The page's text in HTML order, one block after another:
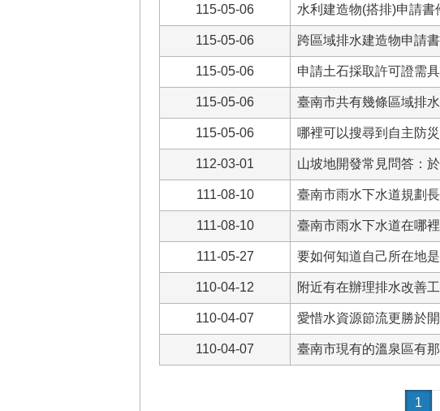
115-05-06 水利建造物(搭排)申請書
115-05-06 跨區域排水建造物申請
115-05-06 申請土石採取許可證需
115-05-06 臺南市共有幾條區域排水
115-05-06 哪裡可以搜尋到自主防
112-03-01 山坡地開發常見問答：
111-08-10 臺南市雨水下水道規劃
111-08-10 臺南市雨水下水道在哪
111-05-27 要如何知道自己所在地
110-04-12 附近有在辦理排水改善
110-04-07 愛惜水資源節流更勝於開
110-04-07 臺南市現有的溫泉區有
1